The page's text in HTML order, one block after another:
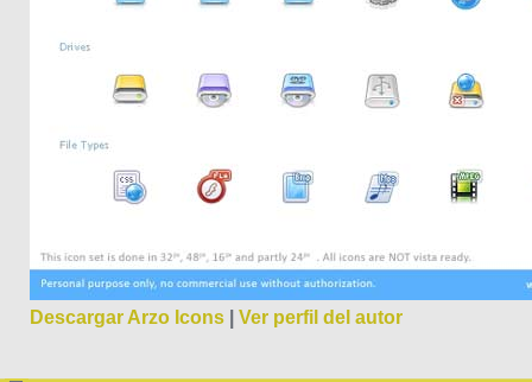
Descargar Arzo Icons Ver perfil del autor